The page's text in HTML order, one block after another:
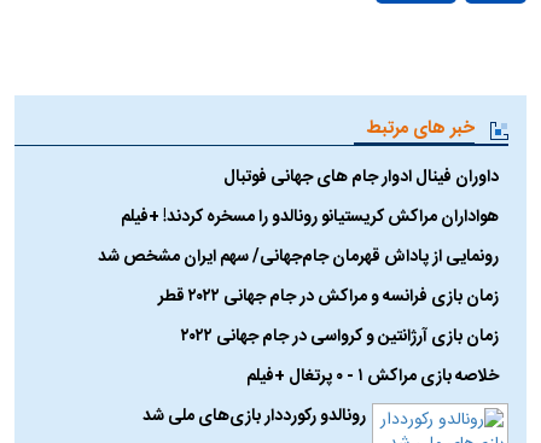
خبر های مرتبط
داوران فینال ادوار جام های جهانی فوتبال
هواداران مراکش کریستیانو رونالدو را مسخره کردند! +فیلم
رونمایی از پاداش قهرمان جام‌جهانی/ سهم ایران مشخص شد
زمان بازی فرانسه و مراکش در جام جهانی ۲۰۲۲ قطر
زمان بازی آرژانتین و کرواسی در جام جهانی ۲۰۲۲
خلاصه بازی مراکش ۱ - ۰ پرتغال +فیلم
رونالدو رکورددار بازی‌های ملی شد